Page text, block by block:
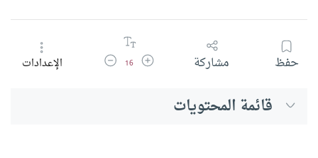
حفظ مشاركة زيادة حجم الخط
16 تقليل حجم الخطالإعدادات
قائمة المحتويات